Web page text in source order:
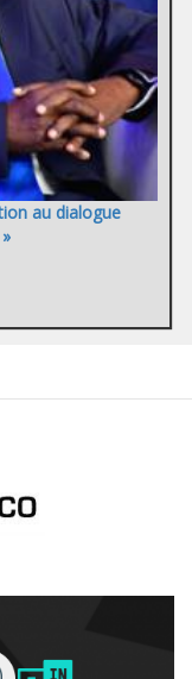
au dialogue